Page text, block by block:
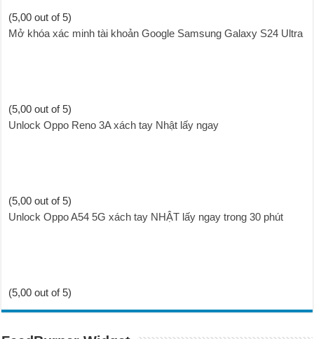
(5,00 out of 5)
Mở khóa xác minh tài khoản Google Samsung Galaxy S24 Ultra
(5,00 out of 5)
Unlock Oppo Reno 3A xách tay Nhật lấy ngay
(5,00 out of 5)
Unlock Oppo A54 5G xách tay NHẬT lấy ngay trong 30 phút
(5,00 out of 5)